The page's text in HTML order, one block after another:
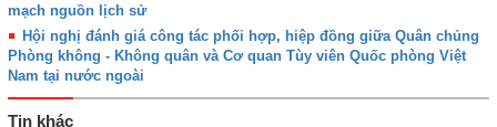
mạch nguồn lịch sử
Hội nghị đánh giá công tác phối hợp, hiệp đồng giữa Quân chủng
Phòng không - Không quân và Cơ quan Tùy viên Quốc phòng Việt
Nam tại nước ngoài
Tin khác